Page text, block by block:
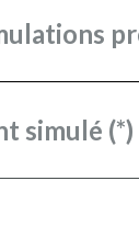
simulé (*)